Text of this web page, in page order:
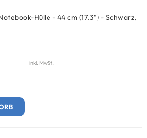
Hülle - 44 cm (17.3") - Schwarz,
inkl. MwSt.